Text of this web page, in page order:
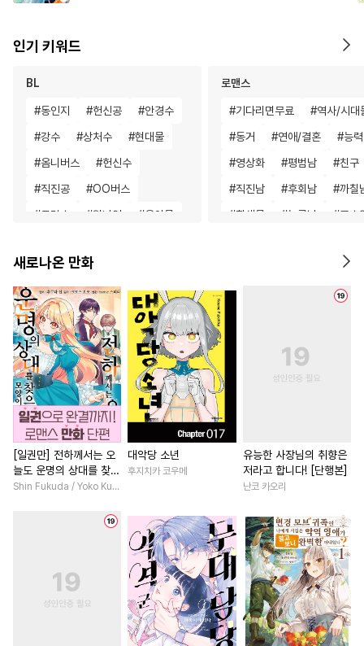
인기 키워드
BL
#동인지 #헌신공 #안경수
#강수 #상처수 #현대물
#옴니버스 #헌신수
#직진공 #OO버스
#군림수 #원나잇 #육아물
#연상공 #떡대수
#주종관계 #무심공
#츤데레수 #또라이공
#키작공 #변태수 #동양풍
#도망수 #연하수 #재회물
#평범공 #변태공 #욕망수
#기억상실 #상처공
#계략수 #피폐물 #후회공
#능글공 #모럴리스
가이드버스
#동정수
후회수
학원/캠퍼스
개그/코믹
고수위
평범수
로맨스
#기다리면무료 #역사/시대
#동거 #연애/결혼 #능
#영상화 #평범남 #친구
#직진남 #후회남 #까칠
#환생물 #능글남 #고수
#성장물
#첫사랑
절륜남 #무심남 #첫사
섹스파트너 # 소설원작
# 계약관계 #현대물
#평범녀 #직진남
#학원/캠퍼스 #서양풍
#다정남 #친구>연인
#첫경험 #계략남 #일상
새로나온 만화
[일권만] 전하께서는 오
늘도 운명의 상대를 찾으
신 모양이네요 (웃음) [단
Shin Fukuda / Yoko Kurosu
대악당 소년
후지치카 코우메
유능한 사장님의 취향은
저라고 합니다! [단행본]
난코 카오리